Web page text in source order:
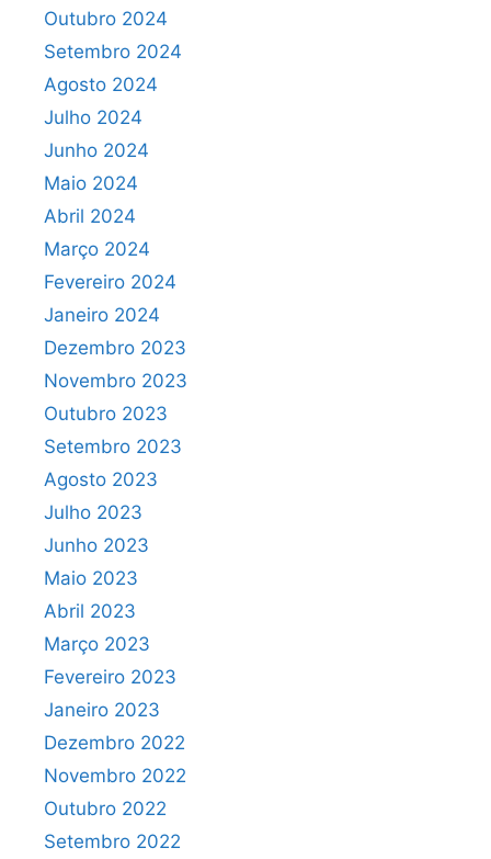
Outubro 2024
Setembro 2024
Agosto 2024
Julho 2024
Junho 2024
Maio 2024
Abril 2024
Março 2024
Fevereiro 2024
Janeiro 2024
Dezembro 2023
Novembro 2023
Outubro 2023
Setembro 2023
Agosto 2023
Julho 2023
Junho 2023
Maio 2023
Abril 2023
Março 2023
Fevereiro 2023
Janeiro 2023
Dezembro 2022
Novembro 2022
Outubro 2022
Setembro 2022